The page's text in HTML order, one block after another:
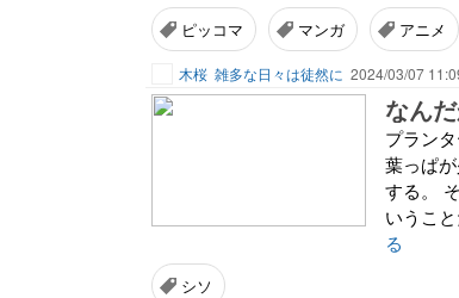
ピッコマ マンガ アニメ
木桜 雑多な日々は徒然に 2024/03/07
なん
プラン
葉っぱ
する。
いうこ
る
シソ